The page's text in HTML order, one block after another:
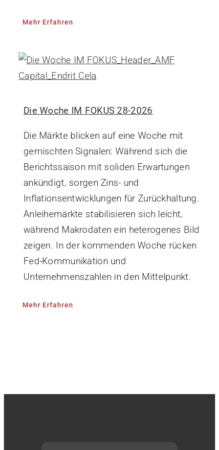
Mehr Erfahren
Die Woche IM FOKUS 28-2026
Die Märkte blicken auf eine Woche mit
gemischten Signalen: Während sich die
Berichtssaison mit soliden Erwartungen
ankündigt, sorgen Zins- und
Inflationsentwicklungen für Zurückhaltung.
Anleihemärkte stabilisieren sich leicht,
während Makrodaten ein heterogenes Bild
zeigen. In der kommenden Woche rücken
Fed-Kommunikation und
Unternehmenszahlen in den Mittelpunkt.
Mehr Erfahren